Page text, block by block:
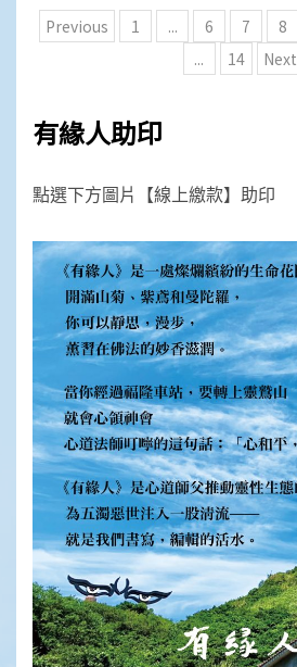
文
頁
Previous 1 ... 6 7 8
...
14 Next
有緣人助印
點選下方圖片【線上繳款】助印